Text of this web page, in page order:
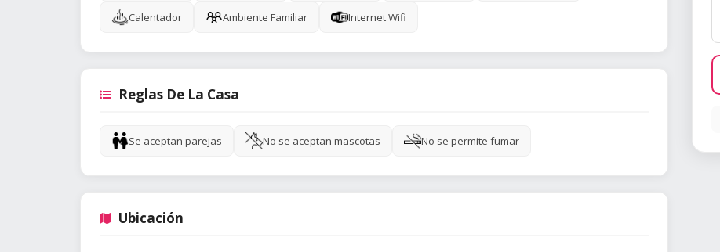
Calentador Ambiente Familiar Internet Wifi
Reglas De La Casa
Se aceptan parejas No se aceptan mascotas No se permite fumar
Ubicación